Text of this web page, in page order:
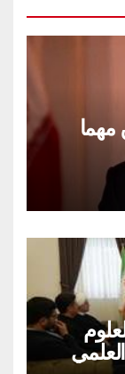
مهما
العلمي